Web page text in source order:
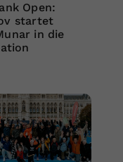
Open:
startet
in die